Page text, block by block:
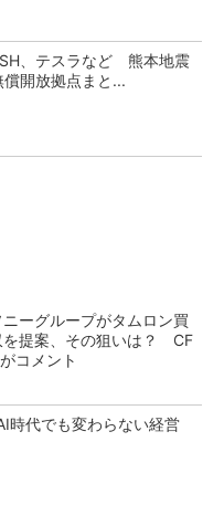
、テスラなど 熊本地震
開放拠点まと...
ニーグループがタムロン買
を提案、その狙いは？ CF
コメント
時代でも変わらない経営